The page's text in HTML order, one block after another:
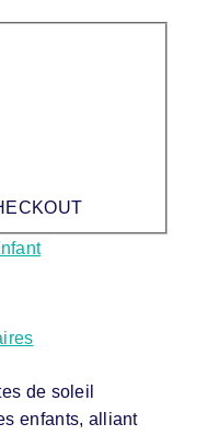
de soleil
enfants, alliant